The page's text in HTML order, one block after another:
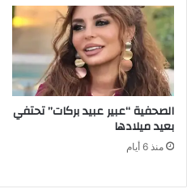
الصحفية “عبير عبيد بركات” تحتفي
بعيد ميلادها
منذ 6 أيام